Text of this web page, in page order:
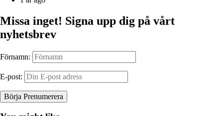
Missa inget! Signa upp dig på vårt
nyhetsbrev
Förnamn:
E-post: